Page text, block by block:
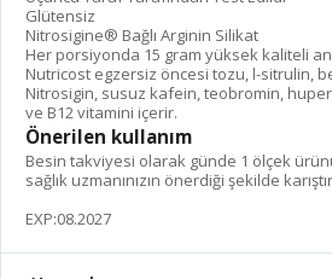
Glütensiz
Nitrosigine® Bağlı Arginin Silikat
Her porsiyonda 15 gram yüksek kaliteli
Nutricost egzersiz öncesi tozu, l-sitrulin,
Nitrosigin, susuz kafein, teobromin,
ve B12 vitamini içerir.
Önerilen kullanım
Besin takviyesi olarak günde 1 ölçek
sağlık uzmanınızın önerdiği şekilde
EXP:08.2027